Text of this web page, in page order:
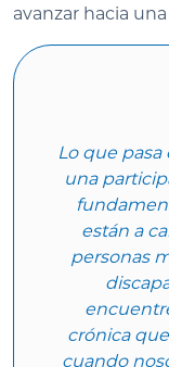
avanzar hacia
Lo que
una
están a
personas
crónica
cuando